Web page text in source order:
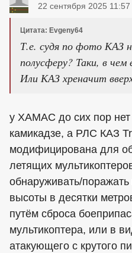
22 сентября 2025 11:57
Цитата: Evgeny64
Т.е. судя по фото КАЗ
полусферу? Таки, в
Или КАЗ хреначит
у ХАМАС до сих пор нет
камикадзе, а РЛС КАЗ
модифицирована для
летящих
обнаруживать/поражать
высоты в десятки
путём сброса
мультикоптера, или в
атакующего с крутого